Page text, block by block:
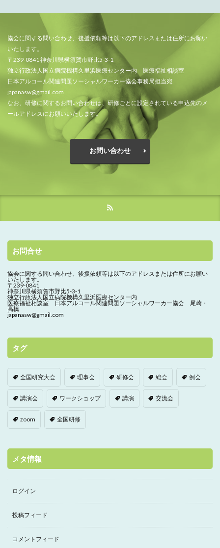
協会に関する問い合わせ、後援依頼等は以下のアドレスまたは住所にお願い
いたします。
〒239-0841 神奈川県横須賀市野比5-3-1
独立行政法人国立病院機構久里浜医療センター内 医療福祉相談室
日本アルコール関連問題ソーシャルワーカー協会事務局担当宛
japanasw@gmail.com
なお、研修に関するお問い合わせは、研修ごとに設定されている申込先のメ
ールアドレスにお願いいたします。
お問い合わせ
お問合せ
協会に関する問い合わせ、 後援依頼等は以下のアドレスまたは住所にお願い
いたします。
〒239-0841
神奈川県横須賀市野比5-3-1
独立行政法人国立病院機構久里浜医療センター内
医療福祉相談室 日本アルコール関連問題ソーシャルワーカー協会 尾崎・
高橋
japanasw@gmail.com
タグ
全国研究大会 理事会 研修会 総会 例会
講演会 ワークショップ 講演 交流会
zoom 全国研修
メタ情報
ログイン
投稿フィード
コメントフィード